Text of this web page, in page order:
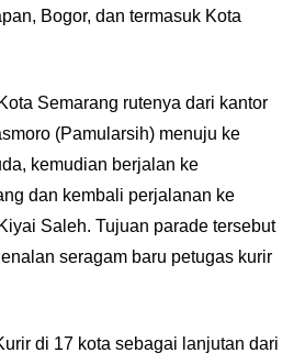
Bogor, dan termasuk Kota
Semarang rutenya dari kantor
(Pamularsih) menuju ke
kemudian berjalan ke
dan ‎kembali perjalanan ke
Saleh. Tujuan parade tersebut
seragam baru petugas kurir
di 17 kota sebagai lanjutan dari